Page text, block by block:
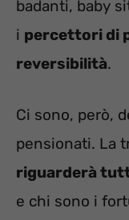
badanti, baby
i percettori di
reversibilità.
Ci sono, però,
pensionati. La
riguarderà
e chi sono i